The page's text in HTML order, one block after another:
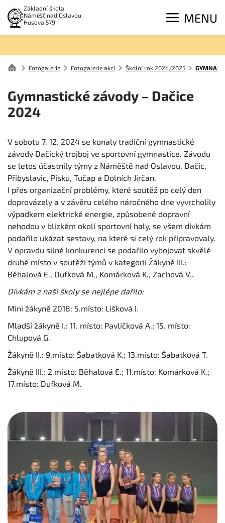
Základní škola
Náměšť nad Oslavou,
Husova 579
MENU
Fotogalerie Fotogalerie akcí Školní rok 2024/2025
Gymnastické závody – Dačice
2024
V sobotu 7. 12. 2024 se konaly tradiční gymnastické
závody Dačický trojboj ve sportovní gymnastice. Závodu
se letos účastnily týmy z Náměště nad Oslavou, Dačic,
Přibyslavic, Písku, Tučap a Dolních Jirčan.
I přes organizační problémy, které soutěž po celý den
doprovázely a v závěru celého náročného dne vyvrcholily
výpadkem elektrické energie, způsobené dopravní
nehodou v blízkém okolí sportovní haly, se všem dívkám
podařilo ukázat sestavy, na které si celý rok připravovaly.
V opravdu silné konkurenci se podařilo vybojovat skvělé
druhé místo v soutěži týmů v kategorii Žákyně III.:
Běhalová E., Dufková M., Komárková K., Zachová V..
Dívkám z naší školy se nejlépe dařilo:
Mini žákyně 2018: 5.místo: Lišková I.
Mladší žákyně I.: 11. místo: Pavlíčková A.; 15. místo:
Chlupová G.
Žákyně II.: 9.místo: Šabatková K.; 13.místo: Šabatková T.
Žákyně III.: 2.místo: Běhalová E.; 11.místo: Komárková K.;
17.místo: Dufková M.